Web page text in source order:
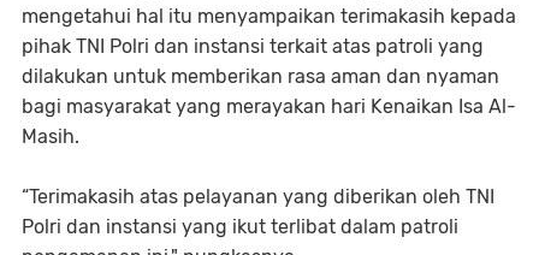
mengetahui hal itu menyampaikan terimakasih kepada
pihak TNI Polri dan instansi terkait atas patroli yang
dilakukan untuk memberikan rasa aman dan nyaman
bagi masyarakat yang merayakan hari Kenaikan Isa Al-
Masih.
“Terimakasih atas pelayanan yang diberikan oleh TNI
Polri dan instansi yang ikut terlibat dalam patroli